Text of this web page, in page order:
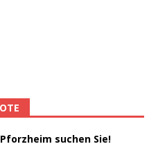
suchen Sie!